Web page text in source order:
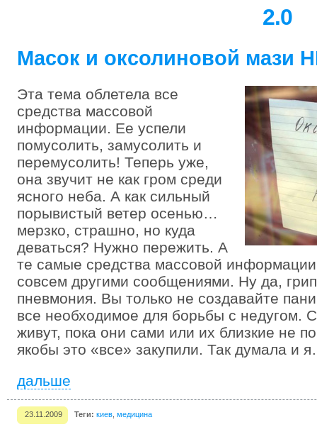
Масок и оксолиновой мази
Эта тема облетела все
средства массовой
информации. Ее успели
помусолить, замусолить и
перемусолить! Теперь уже,
она звучит не как гром среди
ясного неба. А как сильный
порывистый ветер осенью…
мерзко, страшно, но куда
деваться? Нужно пережить. А
те самые средства массовой
совсем другими сообщениями. Ну да,
пневмония. Вы только не создавайте
все необходимое для борьбы с недугом.
живут, пока они сами или их близкие не
якобы это «все» закупили. Так думала и
дальше
23.11.2009 Теги: киев медицина